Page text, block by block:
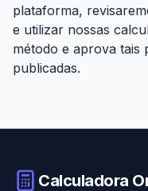
plataforma,
e utilizar nossas
método e aprova tais
publicadas.
Calculadora